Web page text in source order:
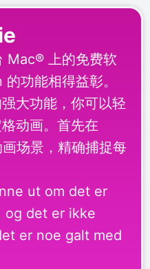
Mac® 上的免费软
功能相得益彰。
大功能，你可以轻
动画。首先在
场景，精确捕捉每
ut om det er
og det er ikke
er noe galt med